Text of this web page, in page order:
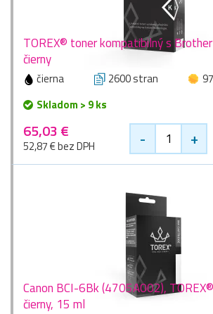
TOREX® toner kompatibilný s
čierny
čierna 2600 stran
Skladom > 9 ks
65,03 €
52,87 € bez DPH - +
Canon BCI-6Bk (4705A002),
čierny, 15 ml